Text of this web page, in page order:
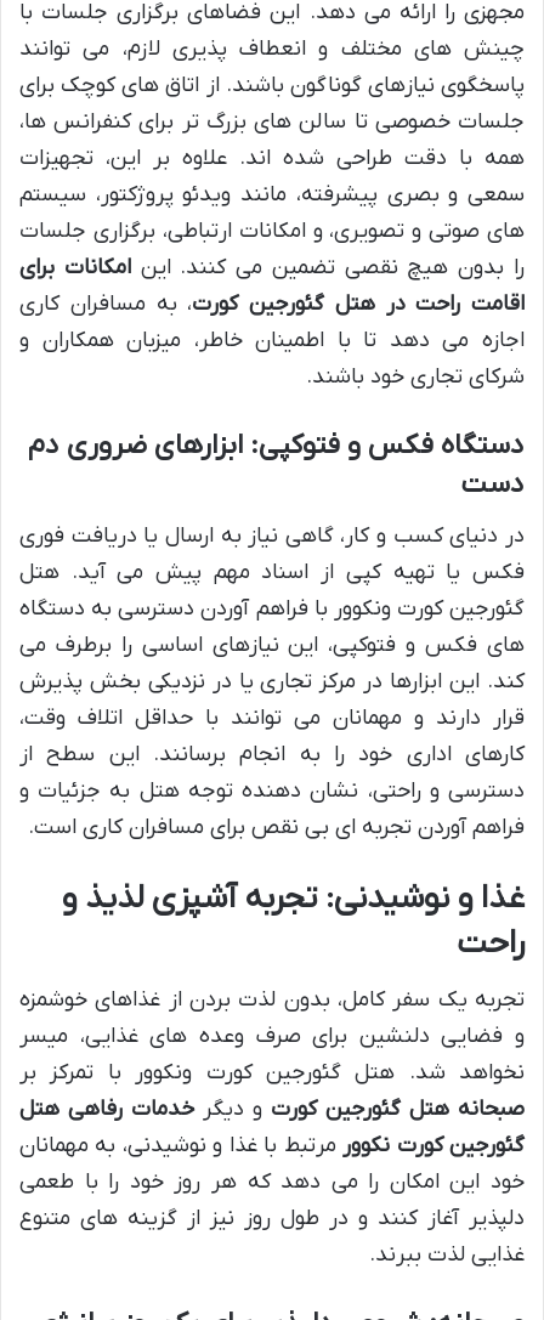
مجهزی را ارائه می دهد. این فضاهای برگزاری جلسات با
چینش های مختلف و انعطاف پذیری لازم، می توانند
پاسخگوی نیازهای گوناگون باشند. از اتاق های کوچک برای
جلسات خصوصی تا سالن های بزرگ تر برای کنفرانس ها،
همه با دقت طراحی شده اند. علاوه بر این، تجهیزات
سمعی و بصری پیشرفته، مانند ویدئو پروژکتور، سیستم
های صوتی و تصویری، و امکانات ارتباطی، برگزاری جلسات
را بدون هیچ نقصی تضمین می کنند. اینامکانات برای
اقامت راحت در هتل گئورجین کورت، به مسافران کاری
اجازه می دهد تا با اطمینان خاطر، میزبان همکاران و
شرکای تجاری خود باشند.
دستگاه فکس و فتوکپی: ابزارهای ضروری دم
دست
در دنیای کسب و کار، گاهی نیاز به ارسال یا دریافت فوری
فکس یا تهیه کپی از اسناد مهم پیش می آید. هتل
گئورجین کورت ونکوور با فراهم آوردن دسترسی به دستگاه
های فکس و فتوکپی، این نیازهای اساسی را برطرف می
کند. این ابزارها در مرکز تجاری یا در نزدیکی بخش پذیرش
قرار دارند و مهمانان می توانند با حداقل اتلاف وقت،
کارهای اداری خود را به انجام برسانند. این سطح از
دسترسی و راحتی، نشان دهنده توجه هتل به جزئیات و
فراهم آوردن تجربه ای بی نقص برای مسافران کاری است.
غذا و نوشیدنی: تجربه آشپزی لذیذ و
راحت
تجربه یک سفر کامل، بدون لذت بردن از غذاهای خوشمزه
و فضایی دلنشین برای صرف وعده های غذایی، میسر
نخواهد شد. هتل گئورجین کورت ونکوور با تمرکز بر
صبحانه هتل گئورجین کورت و دیگرخدمات رفاهی هتل
گئورجین کورت نکوور مرتبط با غذا و نوشیدنی، به مهمانان
خود این امکان را می دهد که هر روز خود را با طعمی
دلپذیر آغاز کنند و در طول روز نیز از گزینه های متنوع
غذایی لذت ببرند.